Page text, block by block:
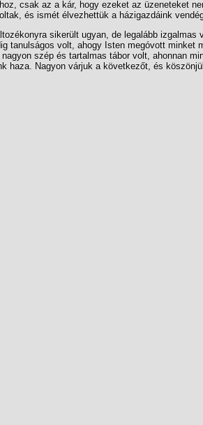
csak az a kár, hogy ezeket az üzeneteket
és ismét élvezhettük a házigazdáink
sikerült ugyan, de legalább izgalmas
tanulságos volt, ahogy Isten megóvott minket
szép és tartalmas tábor volt, ahonnan
haza. Nagyon várjuk a következőt, és